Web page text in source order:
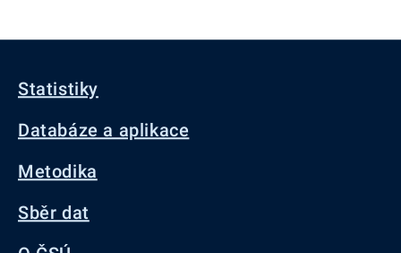
Statistiky
Databáze a aplikace
Metodika
Sběr dat